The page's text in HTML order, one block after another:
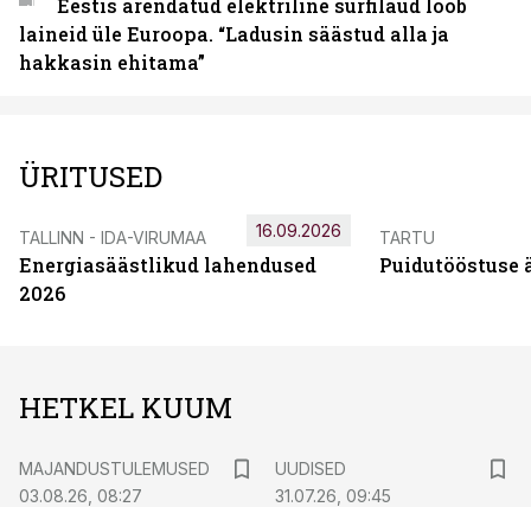
Eestis arendatud elektriline surfilaud lööb
laineid üle Euroopa. “Ladusin säästud alla ja
hakkasin ehitama”
ÜRITUSED
TALLINN - IDA-VIRUMAA
Energiasäästlikud lahendused
2026
16.09.2026 TARTU
Puidutööstuse
HETKEL KUUM
MAJANDUSTULEMUSED
03.08.26, 08:27
UUDISED
31.07.26, 09:45